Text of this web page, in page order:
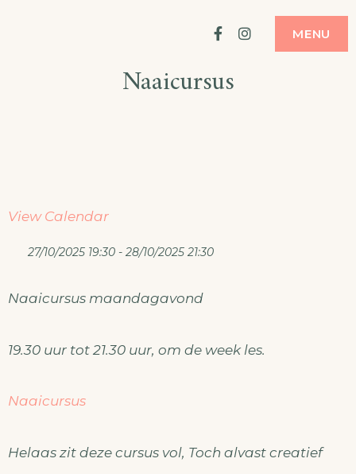
FacebookInstagram
MENU
Naaicursus
View Calendar
27/10/2025 19:30 - 28/10/2025 21:30
Naaicursus maandagavond
19.30 uur tot 21.30 uur, om de week les.
Naaicursus
Helaas zit deze cursus vol, Toch alvast creatief